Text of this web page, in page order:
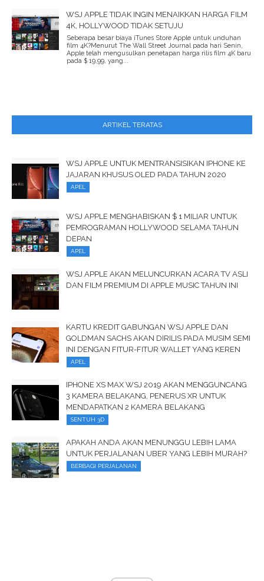
WSJ APPLE TIDAK INGIN MENAIKKAN HARGA FILM
4K, HOLLYWOOD TIDAK SETUJU
Seberapa besar biaya iTunes Store Apple untuk unduhan
film 4K?Menurut The Wall Street Journal pada hari Senin,
Apple telah mengusulkan penetapan harga rilis film 4K baru
pada $ 19,99, yang...
ARTIKEL TERATAS
WSJ APPLE UNTUK MENTRANSISIKAN IPHONE KE
JAJARAN KHUSUS OLED PADA TAHUN 2020
APEL
WSJ APPLE MENGHABISKAN $ 1 MILIAR UNTUK
PEMROGRAMAN HOLLYWOOD SELAMA TAHUN
DEPAN
APEL
WSJ APPLE AKAN MELUNCURKAN ACARA TV ASLI
DAN FILM PREMIUM DI APPLE MUSIC TAHUN INI
KARTU KREDIT GABUNGAN WSJ APPLE DAN
GOLDMAN SACHS AKAN DIRILIS PADA MUSIM SEMI
INI DENGAN FITUR-FITUR WALLET YANG KEREN
APEL
IPHONE XS MAX WSJ 2019 AKAN MENGGUNCANG
3 KAMERA BELAKANG, PENERUS XR UNTUK
MENDAPATKAN 2 KAMERA BELAKANG
SENTUH 3D
APAKAH ANDA AKAN MENUNGGU LEBIH LAMA
UNTUK PERJALANAN UBER YANG LEBIH MURAH?
BERBAGI PERJALANAN